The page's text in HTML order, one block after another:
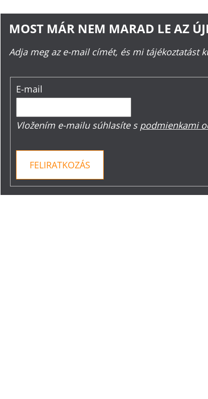
MOST MÁR NEM MARAD LE AZ
Adja meg az e-mail címét, és mi tájékoztatást
E-mail
Vložením e-mailu súhlasíte s podmienkami
FELIRATKOZÁS